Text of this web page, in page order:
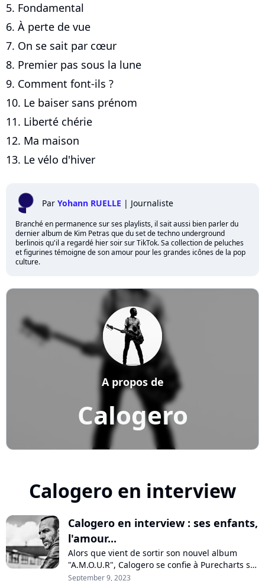
5. Fondamental
6. À perte de vue
7. On se sait par cœur
8. Premier pas sous la lune
9. Comment font-ils ?
10. Le baiser sans prénom
11. Liberté chérie
12. Ma maison
13. Le vélo d'hiver
Par Yohann RUELLE | Journaliste
Branché en permanence sur ses playlists, il sait aussi bien parler du
dernier album de Kim Petras que du set de techno underground
berlinois qu'il a regardé hier soir sur TikTok. Sa collection de peluches
et figurines témoigne de son amour pour les grandes icônes de la pop
culture.
Calogero
A propos de
Calogero en interview
Calogero en interview : ses enfants,
l'amour...
Alors que vient de sortir son nouvel album
"A.M.O.U.R", Calogero se confie à Purecharts sur
la pression, sa vision de l'amour, son optimisme
September 9, 2023